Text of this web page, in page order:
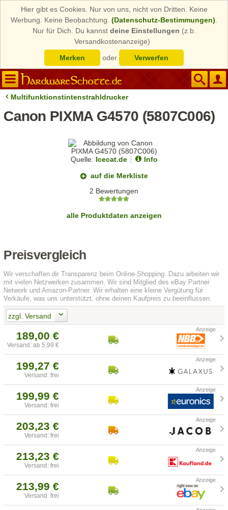
Hier gibt es Cookies. Nur von uns, nicht von Dritten. Keine
Werbung. Keine Beobachtung. (Datenschutz-Bestimmungen)
Nur für Dich. Du kannst deine Einstellungen (z.b.
Versandkostenanzeige)
Merken
oder Verwerfen
Multifunktionstintenstrahldrucker
Canon PIXMA G4570 (5807C006)
Quelle: Icecat.de
Info
auf die Merkliste
2 Bewertungen
alle Produktdaten anzeigen
Preisvergleich
Wir verschaffen dir Transparenz beim Online-Shopping. Dazu arbeiten wir
mit vielen Netzwerken zusammen. Wir sind Mitglied des eBay Partner
Network und Amazon-Partner. Wir erhalten eine kleine Vergütung für
Verkäufe, was uns unterstützt, ohne deinen Kaufpreis zu beeinflussen.
zzgl. Versand
189,00 €
Versand: ab 5,99 €
199,27 €
Versand: frei
199,99 €
Versand: frei
203,23 €
Versand: frei
213,23 €
Versand: frei
213,99 €
Versand: frei